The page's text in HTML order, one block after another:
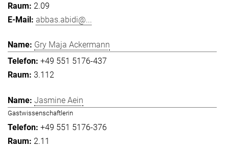
2.09
abbas.abidi@...
Gry Maja Ackermann
+49 551 5176-437
3.112
Jasmine Aein
Gastwissenschaftlerin
+49 551 5176-376
2.11